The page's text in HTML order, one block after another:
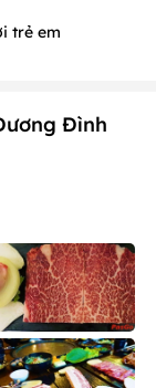
trẻ em
Đình